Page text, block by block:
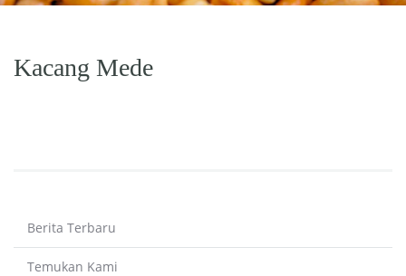
Kacang Mede
Berita Terbaru
Temukan Kami